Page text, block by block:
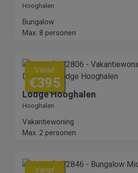
Hooghalen
Bungalow
Max. 8 personen
Vanaf
€395
Lodge Hooghalen
Hooghalen
Vakantiewoning
Max. 2 personen
Vanaf